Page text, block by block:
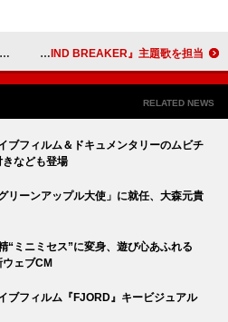
BE:FIRST、JUNONが出演する映画『WIND BREAKER』主題歌を担当
RELATED NEWS
ブフィルム＆ドキュメンタリーのムビチ
なども登場
リーンアップル大使」に就任、大森元貴
“ミニミセス”に変身、遊び心あふれる
ウェブCM
ブフィルム『FJORD』キービジュアル